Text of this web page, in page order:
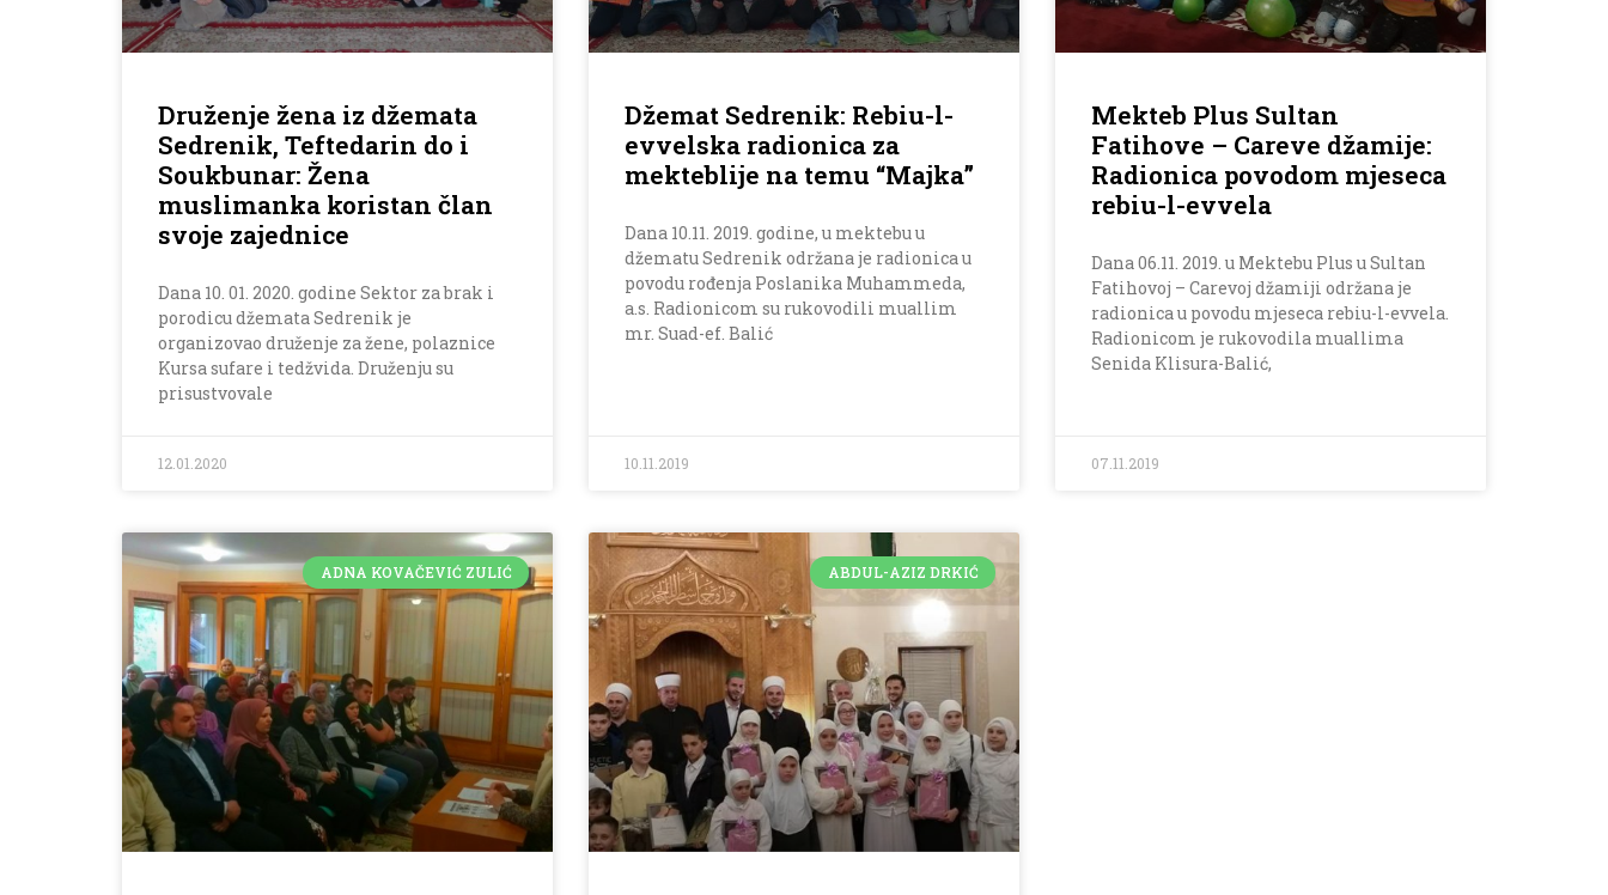
Druženje žena iz džemata
Sedrenik, Teftedarin do i
Soukbunar: Žena
muslimanka koristan član
svoje zajednice
Dana 10. 01. 2020. godine Sektor za brak i
porodicu džemata Sedrenik je
organizovao druženje za žene, polaznice
Kursa sufare i tedžvida. Druženju su
prisustvovale
12.01.2020
Džemat Sedrenik: Rebiu-l-
evvelska radionica za
mekteblije na temu “Majka”
Dana 10.11. 2019. godine, u mektebu u
džematu Sedrenik održana je radionica u
povodu rođenja Poslanika Muhammeda,
a.s. Radionicom su rukovodili muallim
mr. Suad-ef. Balić
10.11.2019
Mekteb Plus Sultan
Fatihove – Careve džamije:
Radionica povodom mjeseca
rebiu-l-evvela
Dana 06.11. 2019. u Mektebu Plus u Sultan
Fatihovoj – Carevoj džamiji održana je
radionica u povodu mjeseca rebiu-l-evvela.
Radionicom je rukovodila muallima
Senida Klisura-Balić,
07.11.2019
ADNA KOVAČEVIĆ ZULIĆ ABDUL-AZIZ DRKIĆ